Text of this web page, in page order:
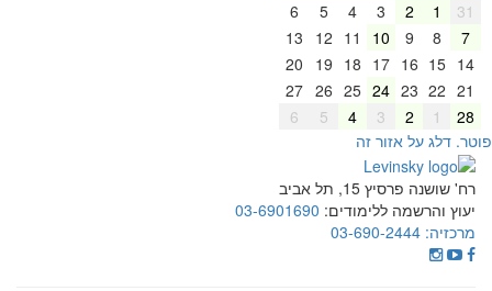
31
1
2
3
4
5
6
7
8
9
10
11
12
13
14
15
16
17
18
19
20
21
22
23
24
25
26
27
28
1
2
3
4
5
6
דלג על אזור זה
רח' שושנה פרסיץ 15, תל אביב
יעוץ והרשמה ללימודים: 03-6901690
מרכזיה: 03-690-2444